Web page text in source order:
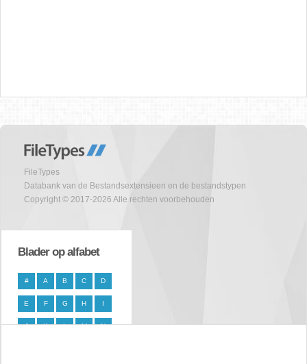
FileTypes
Databank van de Bestandsextensieen en de bestandstypen
Copyright © 2017-2026 Alle rechten voorbehouden
Blader op alfabet
# A B C D
E F G H I
J K L M N